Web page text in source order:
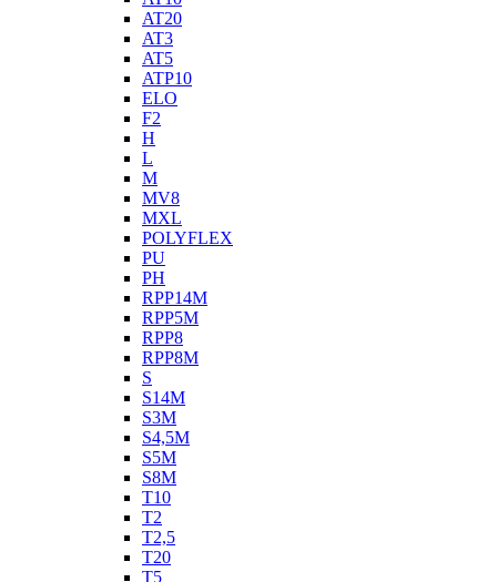
AT20
AT3
AT5
ATP10
ELO
F2
H
L
M
MV8
MXL
POLYFLEX
PU
PH
RPP14M
RPP5M
RPP8
RPP8M
S
S14M
S3M
S4,5M
S5M
S8M
T10
T2
T2,5
T20
T5